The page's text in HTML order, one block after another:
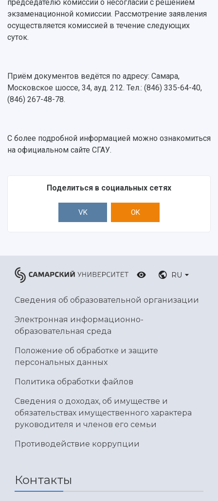
Умный дом бабочек
Международный межвузовский кампус
Сведения об образовательной организации
председателю комиссии о несогласии с решением
экзаменационной комиссии. Рассмотрение заявления
осуществляется комиссией в течение следующих
суток.
Приём документов ведётся по адресу: Самара,
Московское шоссе, 34, ауд. 212. Тел.: (846) 335-64-40,
(846) 267-48-78.
С более подробной информацией можно ознакомиться
на официальном сайте СГАУ.
Поделиться в социальных сетях
VK OK
RU
Сведения об образовательной организации
Электронная информационно-
образовательная среда
Положение об обработке и защите
персональных данных
Политика обработки файлов
Сведения о доходах, об имуществе и
обязательствах имущественного характера
руководителя и членов его семьи
Противодействие коррупции
Контакты